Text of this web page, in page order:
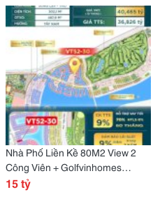
Nhà Phố Liền Kề 80M2 View 2
Công Viên + Golfvinhomes
Green Paradise Cần Giờ Hcm.
15 tỷ